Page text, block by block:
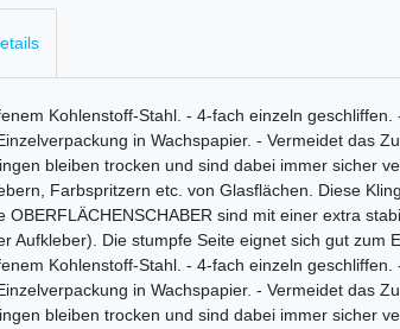
Kohlenstoff-Stahl. - 4-fach einzeln
in Wachspapier. - Vermeidet das
bleiben trocken und sind dabei immer sicher
Farbspritzern etc. von Glasflächen. Diese
sind mit einer extra
Aufkleber). Die stumpfe Seite eignet sich gut zum
Kohlenstoff-Stahl. - 4-fach einzeln
in Wachspapier. - Vermeidet das
bleiben trocken und sind dabei immer sicher